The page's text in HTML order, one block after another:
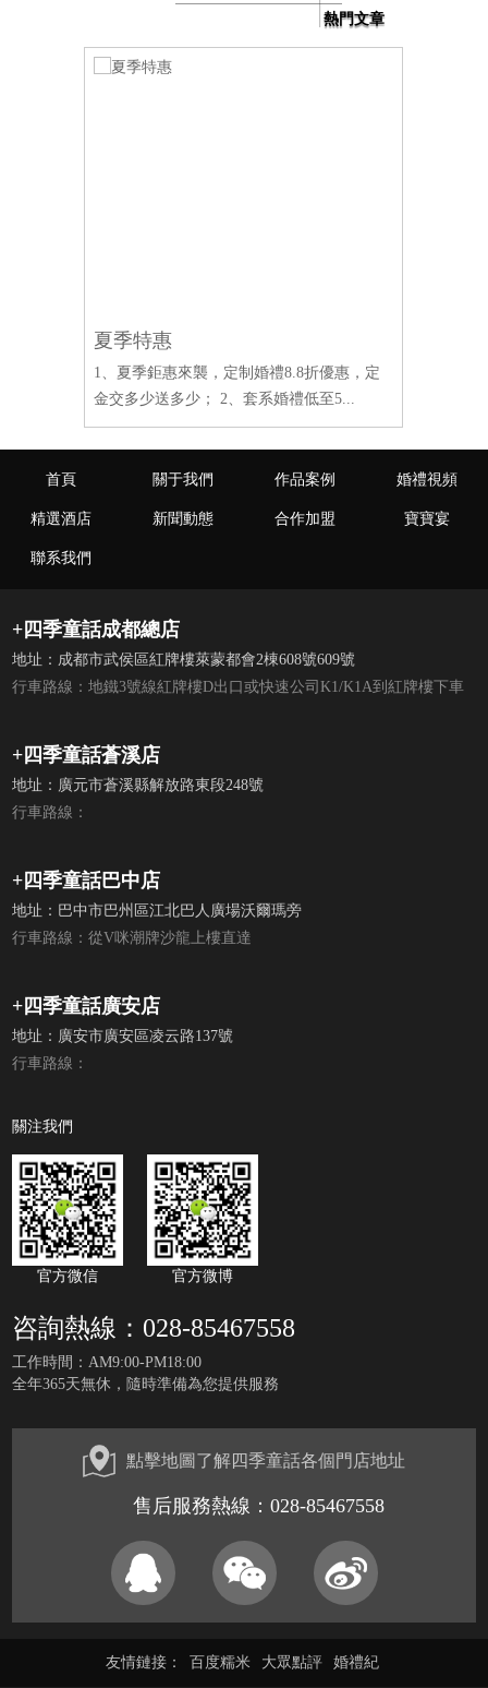
夏季特惠
1、夏季鉅惠來襲，定制婚禮8.8折優惠，定
金交多少送多少； 2、套系婚禮低至5...
首頁 關于我們 作品案例 婚禮視頻
精選酒店 新聞動態 合作加盟 寶寶宴
聯系我們
+四季童話成都總店
地址：成都市武侯區紅牌樓萊蒙都會2棟608號609號
行車路線：地鐵3號線紅牌樓D出口或快速公司K1/K1A到紅牌樓下車
+四季童話蒼溪店
地址：廣元市蒼溪縣解放路東段248號
行車路線：
+四季童話巴中店
地址：巴中市巴州區江北巴人廣場沃爾瑪旁
行車路線：從V咪潮牌沙龍上樓直達
+四季童話廣安店
地址：廣安市廣安區凌云路137號
行車路線：
關注我們
官方微信 官方微博
咨詢熱線：028-85467558
工作時間：AM9:00-PM18:00
全年365天無休，隨時準備為您提供服務
點擊地圖了解四季童話各個門店地址
售后服務熱線：028-85467558
友情鏈接： 百度糯米 大眾點評 婚禮紀